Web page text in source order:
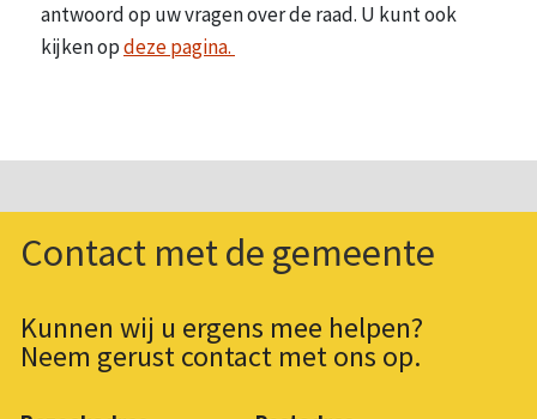
antwoord op uw vragen over de raad. U kunt ook
kijken opdeze pagina.
Contact met de gemeente
Kunnen wij u ergens mee helpen?
Neem gerust contact met ons op.